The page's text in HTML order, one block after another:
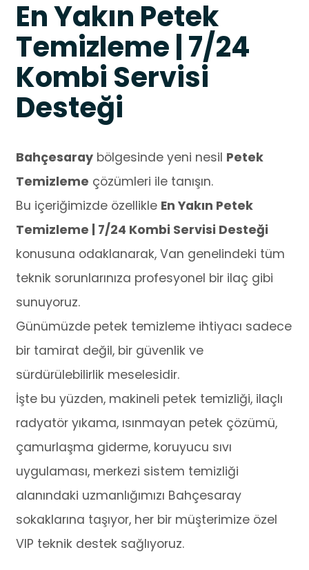
En Yakın Petek
Temizleme | 7/24
Kombi Servisi
Desteği
Bahçesaray bölgesinde yeni nesil Petek
Temizleme çözümleri ile tanışın.
Bu içeriğimizde özellikle En Yakın Petek
Temizleme | 7/24 Kombi Servisi Desteği
konusuna odaklanarak, Van genelindeki tüm
teknik sorunlarınıza profesyonel bir ilaç gibi
sunuyoruz.
Günümüzde petek temizleme ihtiyacı sadece
bir tamirat değil, bir güvenlik ve
sürdürülebilirlik meselesidir.
İşte bu yüzden, makineli petek temizliği, ilaçlı
radyatör yıkama, ısınmayan petek çözümü,
çamurlaşma giderme, koruyucu sıvı
uygulaması, merkezi sistem temizliği
alanındaki uzmanlığımızı Bahçesaray
sokaklarına taşıyor, her bir müşterimize özel
VIP teknik destek sağlıyoruz.